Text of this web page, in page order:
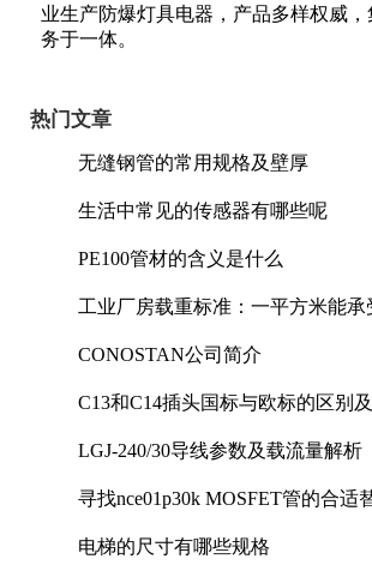
业生产防爆灯具电器，产品多样权威，
务于一体。
热门文章
无缝钢管的常用规格及壁厚
生活中常见的传感器有哪些呢
PE100管材的含义是什么
工业厂房载重标准：一平方米能承
CONOSTAN公司简介
C13和C14插头国标与欧标的区别
LGJ-240/30导线参数及载流量解析
寻找nce01p30k MOSFET管的合适
电梯的尺寸有哪些规格